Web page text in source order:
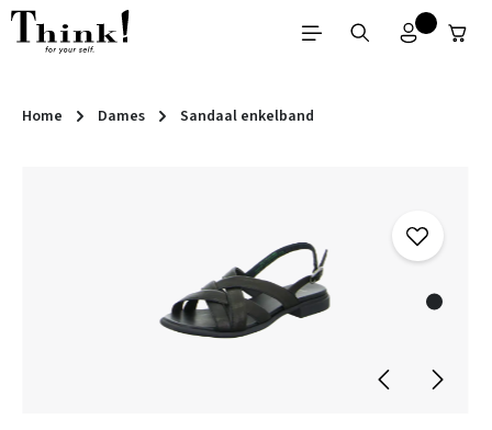
Ga naar de hoofdinhoud
Home Dames Sandaal enkelband